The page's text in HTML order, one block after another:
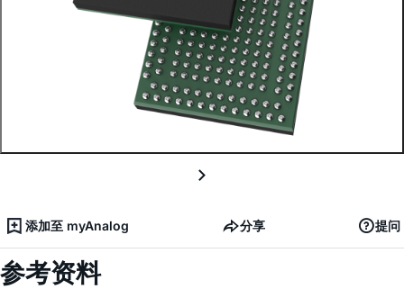
添加至 myAnalog 分享 提问
参考资料